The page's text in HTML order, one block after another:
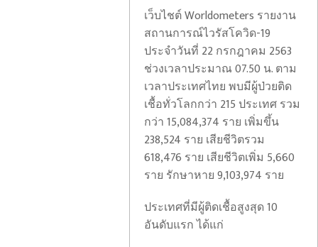
เว็บไชต์ Worldometers รายงาน
สถานการณ์ไวรัสโควิด-19
ประจำวันที่ 22 กรกฎาคม 2563
ช่วงเวลาประมาณ 07.50 น. ตาม
เวลาประเทศไทย พบมีผู้ป่วยติด
เชื้อทั่วโลกกว่า 215 ประเทศ รวม
กว่า 15,084,374 ราย เพิ่มขึ้น
238,524 ราย เสียชีวิตรวม
618,476 ราย เสียชีวิตเพิ่ม 5,660
ราย รักษาหาย 9,103,974 ราย
ประเทศที่มีผู้ติดเชื้อสูงสุด 10
อันดับแรก ได้แก่